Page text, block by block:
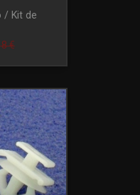
/ Kit de
€